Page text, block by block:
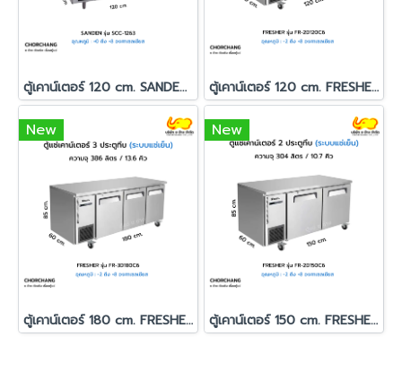
ตู้เคาน์เตอร์ 120 cm. SANDEN รุ่น SCC-1263 ตู้เคาน์เตอร์ 120 cm. FRESHER รุ่น FR-2D120C6
New
ตู้เคาน์เตอร์ 180 cm. FRESHER รุ่น FR-3D180C6
New
ตู้เคาน์เตอร์ 150 cm. FRESHER รุ่น FR-2D150C6